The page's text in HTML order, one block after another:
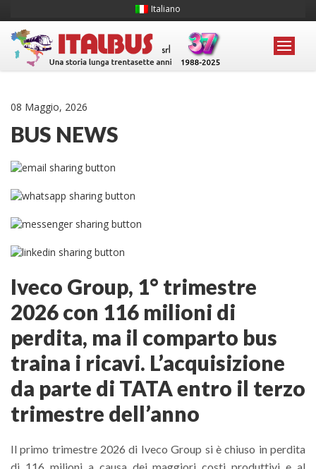
Italiano
08 Maggio, 2026
BUS NEWS
Iveco Group, 1° trimestre
2026 con 116 milioni di
perdita, ma il comparto bus
traina i ricavi. L’acquisizione
da parte di TATA entro il terzo
trimestre dell’anno
Il primo trimestre 2026 di Iveco Group si è chiuso in perdita